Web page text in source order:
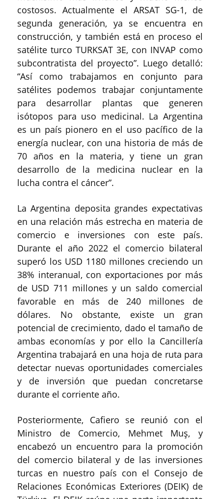
costosos. Actualmente el ARSAT SG-1, de
segunda generación, ya se encuentra en
construcción, y también está en proceso el
satélite turco TURKSAT 3E, con INVAP como
subcontratista del proyecto”. Luego detalló:
“Así como trabajamos en conjunto para
satélites podemos trabajar conjuntamente
para desarrollar plantas que generen
isótopos para uso medicinal. La Argentina
es un país pionero en el uso pacífico de la
energía nuclear, con una historia de más de
70 años en la materia, y tiene un gran
desarrollo de la medicina nuclear en la
lucha contra el cáncer”.
La Argentina deposita grandes expectativas
en una relación más estrecha en materia de
comercio e inversiones con este país.
Durante el año 2022 el comercio bilateral
superó los USD 1180 millones creciendo un
38% interanual, con exportaciones por más
de USD 711 millones y un saldo comercial
favorable en más de 240 millones de
dólares. No obstante, existe un gran
potencial de crecimiento, dado el tamaño de
ambas economías y por ello la Cancillería
Argentina trabajará en una hoja de ruta para
detectar nuevas oportunidades comerciales
y de inversión que puedan concretarse
durante el corriente año.
Posteriormente, Cafiero se reunió con el
Ministro de Comercio, Mehmet Muş, y
encabezó un encuentro para la promoción
del comercio bilateral y de las inversiones
turcas en nuestro país con el Consejo de
Relaciones Económicas Exteriores (DEIK) de